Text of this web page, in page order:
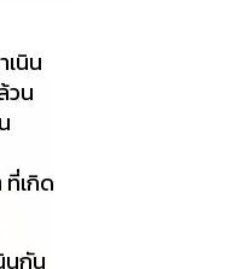
นิน
วน
ที่เกิด
นกัน